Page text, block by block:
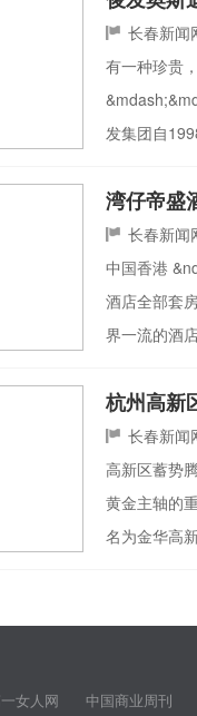
长春新闻
有一种珍贵
发集团自
湾仔帝盛
长春新闻
中国香港
酒店全部套
界一流的酒
杭州高新
长春新闻
高新区蓄势
黄金主轴的
名为金华高
女人网 中国商业周刊